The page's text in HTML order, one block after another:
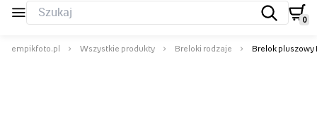
0
empikfoto.pl Wszystkie produkty Breloki rodzaje Brelok pluszowy